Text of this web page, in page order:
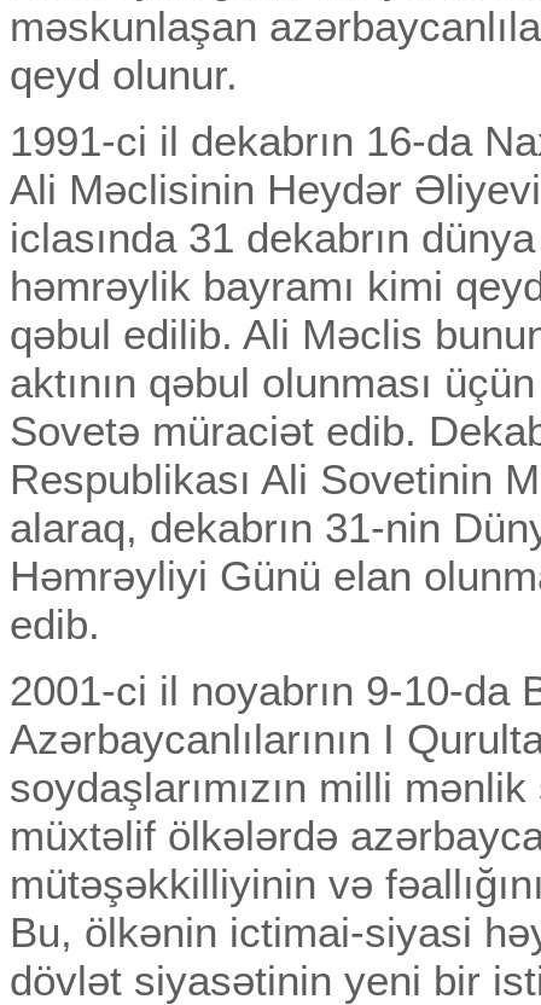
məskunlaşan
qeyd olunur.
1991-ci il dekabrın 16-da
Ali Məclisinin Heydər
iclasında 31 dekabrın
həmrəylik bayramı kimi
qəbul edilib. Ali Məclis
aktının qəbul olunması
Sovetə müraciət edib.
Respublikası Ali Sovetinin
alaraq, dekabrın 31-nin
Həmrəyliyi Günü elan
edib.
2001-ci il noyabrın 9-10-da
Azərbaycanlılarının I
soydaşlarımızın milli
müxtəlif ölkələrdə
mütəşəkkilliyinin və
Bu, ölkənin ictimai-siyasi
dövlət siyasətinin yeni bir